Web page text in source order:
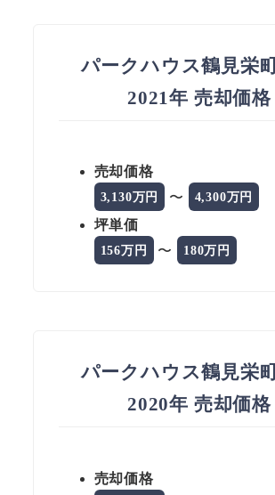
パークハウス鶴見栄
2021年 売却価格
売却価格
3,130万円 〜 4,300万円
坪単価
156万円 〜 180万円
パークハウス鶴見栄
2020年 売却価格
売却価格